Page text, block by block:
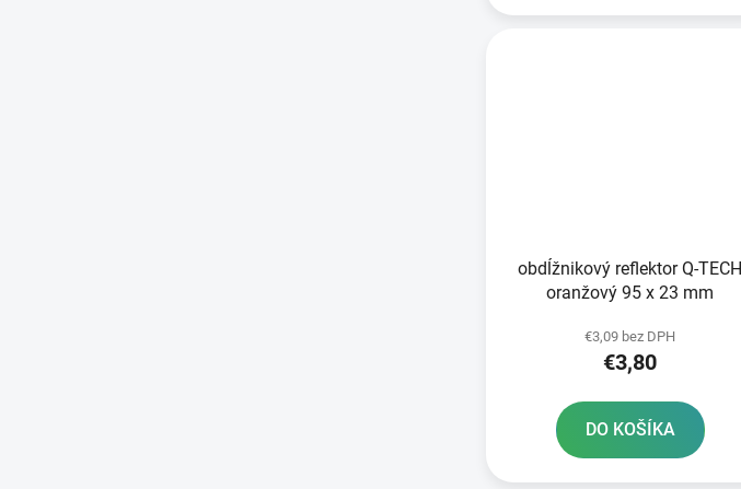
obdĺžnikový reflektor Q-TECH
oranžový 95 x 23 mm
€3,09 bez DPH
€3,80
DO KOŠÍKA